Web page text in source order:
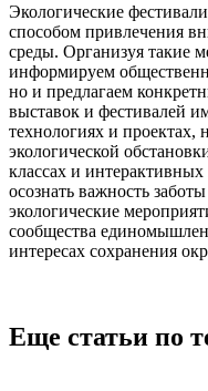
Экологические
способом привлечения
среды. Организуя такие
информируем
но и предлагаем
выставок и фестивалей
технологиях и
экологической
классах и
осознать важность
экологические
сообщества
интересах сохранения
Еще статьи по